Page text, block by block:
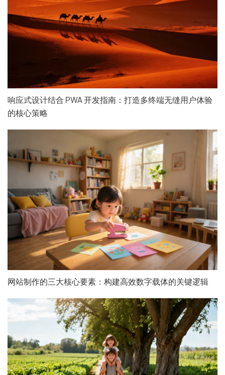
响应式设计结合 PWA 开发指南：打造多终端无缝用户体验
的核心策略
网站制作的三大核心要素：构建高效数字载体的关键逻辑